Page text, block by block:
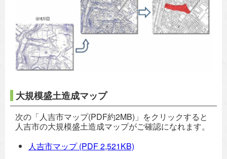
大規模盛土造成マップ
次の「人吉市マップ(PDF約2MB)」をクリックすると
人吉市の大規模盛土造成マップがご確認になれます。
人吉市マップ(PDF 2,521KB)